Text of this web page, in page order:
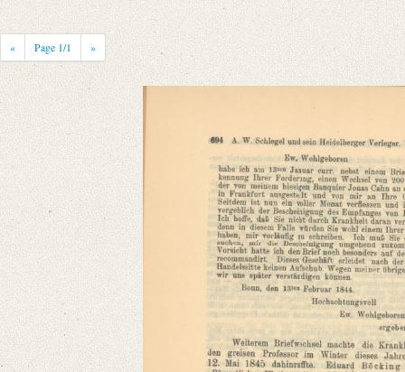
Notations: Konzept.
Printed Text
Bibliography: Körner, Josef: A. W. Schlegel und sein Heidelberger
Carl Winters Universitätsbuchhandlung in Heidelberg 1822‒1922.
Verlag: Universitätsverlag Wagner Innsbruck
habe ich am 13ten Januar curr. nebst einem Briefe, in billiger
Provider: Dresden, Sächsische Landesbibliothek - Staats- und
Classification Number: Mscr.Dresd.e.90,XIX,Bd.16,Nr.101
Number of Pages: 2 S., hs.
« Page 1/1 »